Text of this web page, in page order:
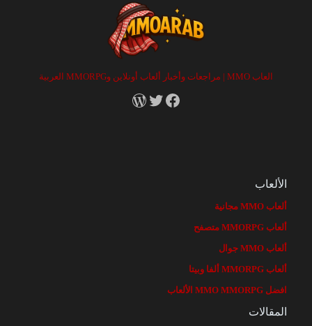
العاب MMO | مراجعات وأخبار ألعاب أونلاين وMMORPG العربية
Facebook
X
RSS
الألعاب
ألعاب MMO مجانية
ألعاب MMORPG متصفح
ألعاب MMO جوال
ألعاب MMORPG ألفا وبيتا
افضل MMO MMORPG الألعاب
المقالات